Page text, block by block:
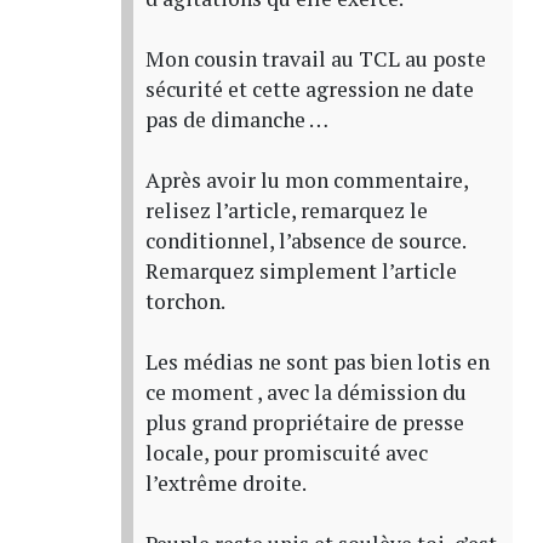
Mon cousin travail au TCL au poste
sécurité et cette agression ne date
pas de dimanche …
Après avoir lu mon commentaire,
relisez l’article, remarquez le
conditionnel, l’absence de source.
Remarquez simplement l’article
torchon.
Les médias ne sont pas bien lotis en
ce moment , avec la démission du
plus grand propriétaire de presse
locale, pour promiscuité avec
l’extrême droite.